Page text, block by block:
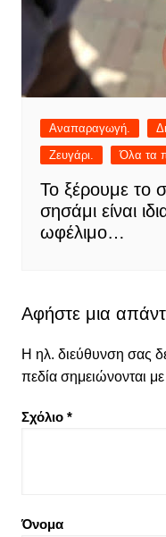
Αναπαραγωγή.
Ζευγάρι.
Όλα τα
Το ξέρουμε το
σησάμι είναι
ωφέλιμο…
Αφήστε μια
Η ηλ. διεύθυνση σας
πεδία σημειώνονται με
Σχόλιο *
Όνομα